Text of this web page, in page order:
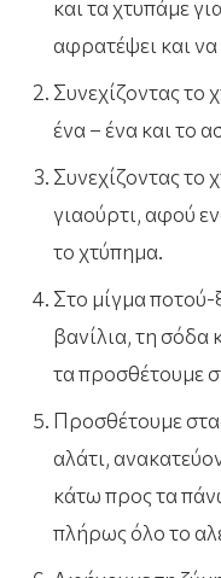
και τα χτυπάμε
αφρατέψει και να
Συνεχίζοντας το
ένα – ένα και το
Συνεχίζοντας το
γιαούρτι, αφού
το χτύπημα.
Στο μίγμα
βανίλια, τη σόδα
τα προσθέτουμε
Προσθέτουμε
αλάτι,
κάτω προς τα
πλήρως όλο το